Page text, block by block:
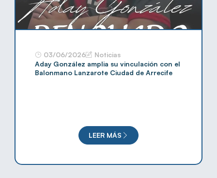
03/06/2026
Noticias
Aday González amplia su vinculación con el
Balonmano Lanzarote Ciudad de Arrecife
LEER MÁS